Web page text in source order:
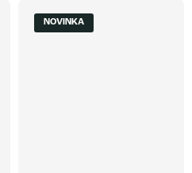
NOVINKA